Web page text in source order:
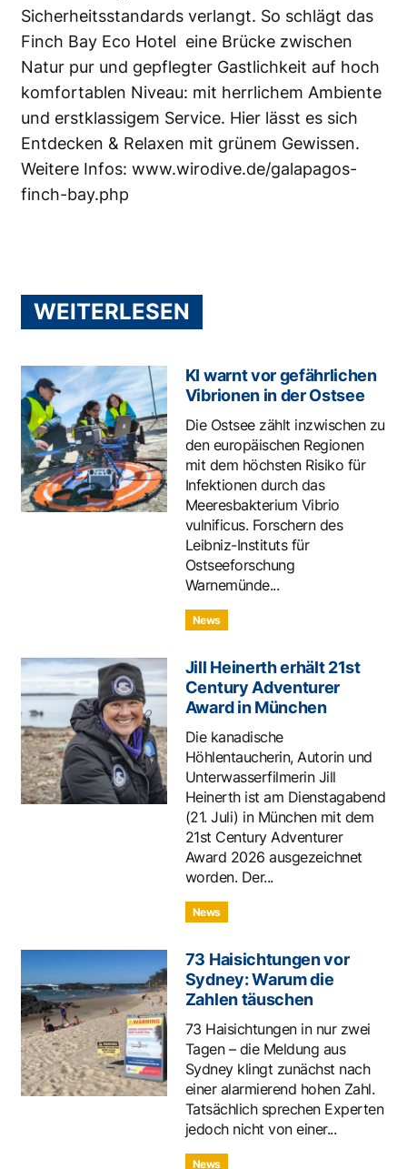
Sicherheitsstandards verlangt. So schlägt das
Finch Bay Eco Hotel eine Brücke zwischen
Natur pur und gepflegter Gastlichkeit auf hoch
komfortablen Niveau: mit herrlichem Ambiente
und erstklassigem Service. Hier lässt es sich
Entdecken & Relaxen mit grünem Gewissen.
Weitere Infos: www.wirodive.de/galapagos-
finch-bay.php
WEITERLESEN
KI warnt vor gefährlichen
Vibrionen in der Ostsee
Die Ostsee zählt inzwischen zu
den europäischen Regionen
mit dem höchsten Risiko für
Infektionen durch das
Meeresbakterium Vibrio
vulnificus. Forschern des
Leibniz-Instituts für
Ostseeforschung
Warnemünde...
News
Jill Heinerth erhält 21st
Century Adventurer
Award in München
Die kanadische
Höhlentaucherin, Autorin und
Unterwasserfilmerin Jill
Heinerth ist am Dienstagabend
(21. Juli) in München mit dem
21st Century Adventurer
Award 2026 ausgezeichnet
worden. Der...
News
73 Haisichtungen vor
Sydney: Warum die
Zahlen täuschen
73 Haisichtungen in nur zwei
Tagen – die Meldung aus
Sydney klingt zunächst nach
einer alarmierend hohen Zahl.
Tatsächlich sprechen Experten
jedoch nicht von einer...
News